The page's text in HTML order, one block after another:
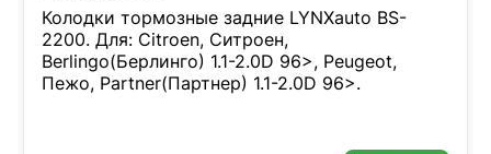
Колодки тормозные задние LYNXauto BS-
2200. Для: Citroen, Ситроен,
Berlingo(Берлинго) 1.1-2.0D 96>, Peugeot,
Пежо, Partner(Партнер) 1.1-2.0D 96>.